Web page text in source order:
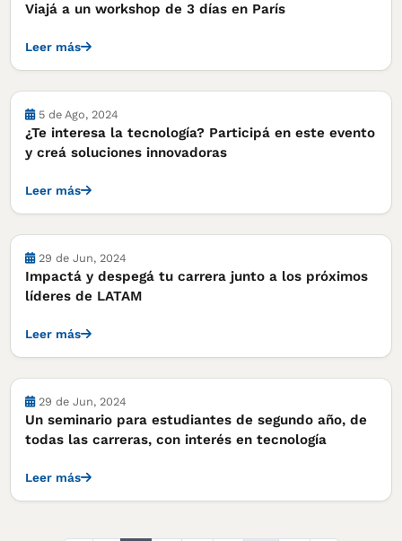
Viajá a un workshop de 3 días en París
Leer más
Cursos, concursos y becas
5 de Ago, 2024
¿Te interesa la tecnología? Participá en este evento
y creá soluciones innovadoras
Leer más
Cursos, concursos y becas
29 de Jun, 2024
Impactá y despegá tu carrera junto a los próximos
líderes de LATAM
Leer más
Cursos, concursos y becas
29 de Jun, 2024
Un seminario para estudiantes de segundo año, de
todas las carreras, con interés en tecnología
Leer más